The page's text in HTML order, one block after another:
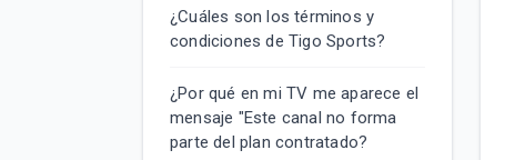
¿Cuáles son los términos y
condiciones de Tigo Sports?
¿Por qué en mi TV me aparece el
mensaje "Este canal no forma
parte del plan contratado?